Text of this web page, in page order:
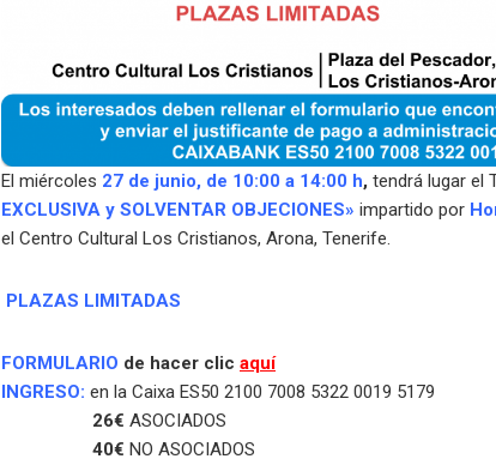
El miércoles 27 de junio, de 10:00 a 14:00 h, tendrá lugar el
EXCLUSIVA y SOLVENTAR OBJECIONES» impartido por
el Centro Cultural Los Cristianos, Arona, Tenerife.
PLAZAS LIMITADAS
FORMULARIO de hacer clic aquí
INGRESO: en la Caixa ES50 2100 7008 5322 0019 5179
26€ ASOCIADOS
40€ NO ASOCIADOS